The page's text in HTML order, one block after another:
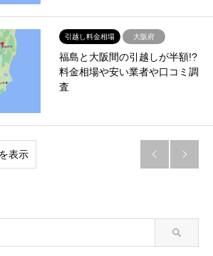
引越し料金相場 大阪府
福島と大阪間の引越しが半額!?
料金相場や安い業者や口コミ調
査
表示  